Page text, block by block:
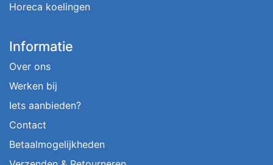
Horeca koelingen
Informatie
Over ons
Werken bij
Iets aanbieden?
Contact
Betaalmogelijkheden